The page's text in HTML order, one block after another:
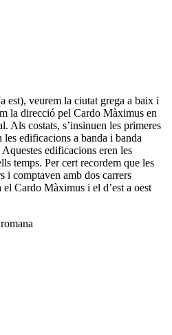
est), veurem la ciutat grega a baix i
la direcció pel Cardo Màximus en
Als costats, s’insinuen les primeres
edificacions a banda i banda
edificacions eren les
temps. Per cert recordem que les
i comptaven amb dos carrers
Cardo Màximus i el d’est a oest